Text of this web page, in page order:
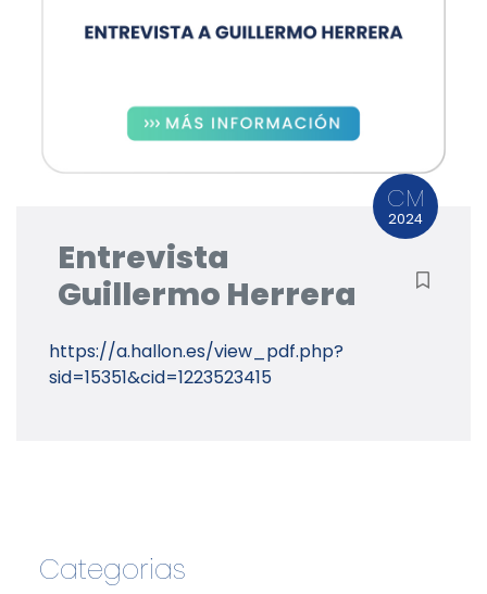
CM
2024
Entrevista
Guillermo Herrera
https://a.hallon.es/view_pdf.php?
sid=15351&cid=1223523415
Categorias